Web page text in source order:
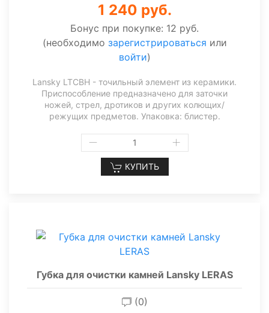
1 240 руб.
Бонус при покупке: 12 руб.
(необходимо зарегистрироваться или
войти)
Lansky LTCBH - точильный элемент из керамики.
Приспособление предназначено для заточки
ножей, стрел, дротиков и других колющих/
режущих предметов. Упаковка: блистер.
КУПИТЬ
Губка для очистки камней Lansky LERAS
(0)